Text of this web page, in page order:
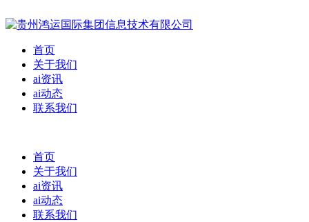
首页
关于我们
ai资讯
ai动态
联系我们
首页
关于我们
ai资讯
ai动态
联系我们